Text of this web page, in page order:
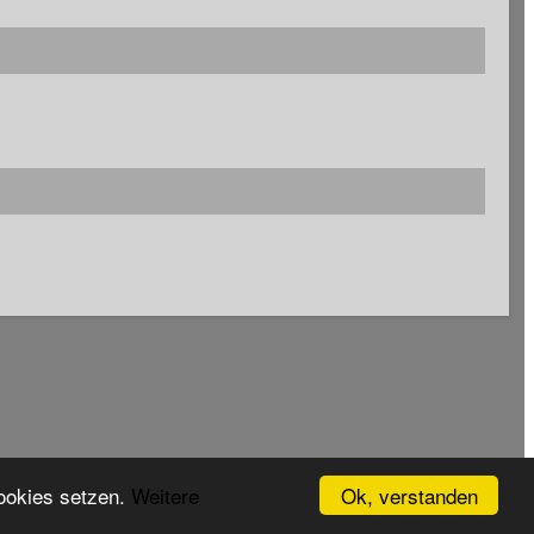
Ok, verstanden
setzen. Weitere